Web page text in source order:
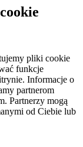
pliki cookie
funkcje
Informacje o
partnerom
Partnerzy mogą
od Ciebie lub